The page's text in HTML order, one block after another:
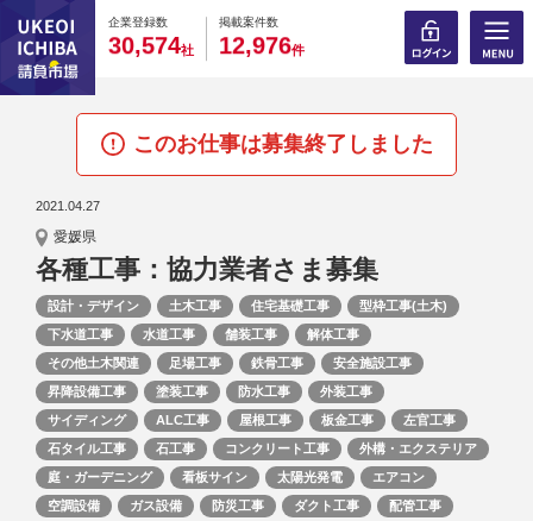
企業登録数
0
3
0
0,
0
5
0
74社
掲載案件数
0
1
0
2,
0
9
0
76件
このお仕事は募集終了しました
2021.04.27
愛媛県
各種工事：協力業者さま募集
設計・デザイン 土木工事 住宅基礎工事
型枠工事(土木)
下水道工事
水道工事 舗装工事
解体工事
その他土木関連
足場工事 鉄骨工事
安全施設工事
昇降設備工事
塗装工事 防水工事
外装工事
サイディング
ALC工事 屋根工事 板金工事
左官工事
石タイル工事
石工事 コンクリート工事
外構・エクステリア
庭・ガーデニング
看板サイン 太陽光発電
エアコン
空調設備
ガス設備 防災工事 ダクト工事
配管工事